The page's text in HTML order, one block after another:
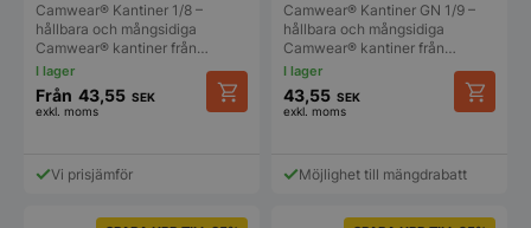
Cambro Camwear
Camwear® Kantiner 1/8 –
hållbara och mångsidiga
Camwear® kantiner från…
Från 43,55 SEK
exkl. moms
produkten
Vi prisjämför
Cambro Camwear
Camwear® Kantiner GN 1/9 –
hållbara och mångsidiga
Camwear® kantiner från…
43,55 SEK
exkl. moms
har
Möjlighet till mängdrabatt